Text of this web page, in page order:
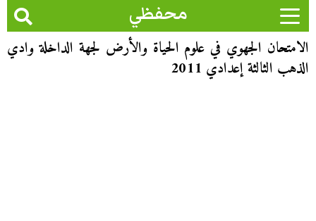
محفظي
الامتحان الجهوي في علوم الحياة والأرض لجهة الداخلة وادي
الذهب الثالثة إعدادي 2011